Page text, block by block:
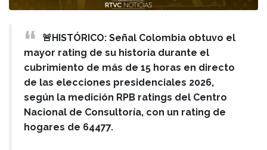
🚨HISTÓRICO: Señal Colombia obtuvo el
mayor rating de su historia durante el
cubrimiento de más de 15 horas en directo
de las elecciones presidenciales 2026,
según la medición RPB ratings del Centro
Nacional de Consultoría, con un rating de
hogares de 64477.